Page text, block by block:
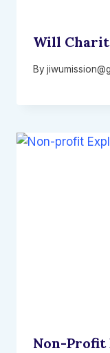
Will
By
Non-Profit